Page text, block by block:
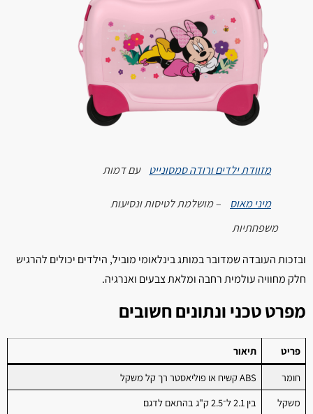
מזוודת ילדים ורודה סמסונייט עם דמות
מיני מאוס
– מושלמת לטיסות ונסיעות
משפחתיות
ובזכות העובדה שמדובר במותג בינלאומי מוביל, הילדים יכולים להרגיש
חלק מחוויה עולמית רחבה ומלאת צבעים ואנרגיה.
מפרט טכני ונתונים חשובים
פריט
תיאור
חומר
ABS קשיח או פוליאסטר רך קל משקל
משקל
בין 2.1 ל־2.5 ק"ג בהתאם לדגם